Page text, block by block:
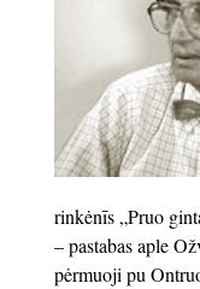
rinkėnīs „Pruo
– pastabas aple
pėrmuoji pu